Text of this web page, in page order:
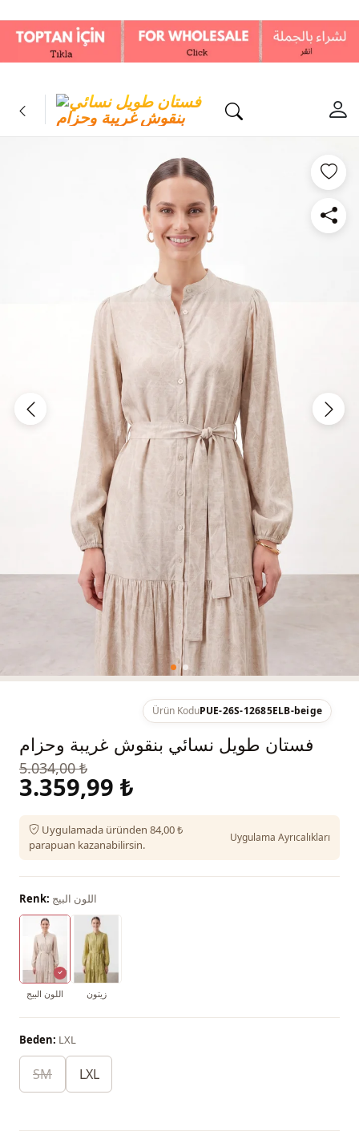
Ürün KoduPUE-26S-12685ELB-beige
فستان طويل نسائي بنقوش غريبة وحزام
5.034,00 ₺
3.359,99 ₺
Uygulamada üründen 84,00 ₺
parapuan kazanabilirsin.
Uygulama Ayrıcalıkları
Renk: اللون البيج
اللون البيج زيتون
Beden: LXL
SM LXL